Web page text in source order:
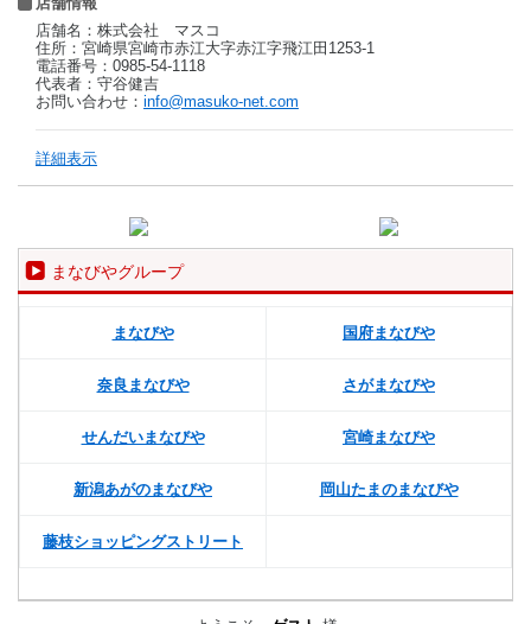
店舗名：株式会社 マスコ
住所：宮崎県宮崎市赤江大字赤江字飛江田1253-1
電話番号：0985-54-1118
代表者：守谷健吉
お問い合わせ： info@masuko-net.com
詳細表示
まなびやグループ
まなびや 国府まなびや
奈良まなびや さがまなびや
せんだいまなびや 宮崎まなびや
新潟あがのまなびや 岡山たまのまなびや
藤枝ショッピングストリート